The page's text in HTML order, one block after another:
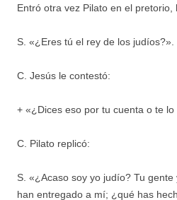
Entró otra vez Pilato en el pretorio,
S. «¿Eres tú el rey de los judíos?».
C. Jesús le contestó:
+ «¿Dices eso por tu cuenta o te
C. Pilato replicó:
S. «¿Acaso soy yo judío? Tu
han entregado a mí; ¿qué has